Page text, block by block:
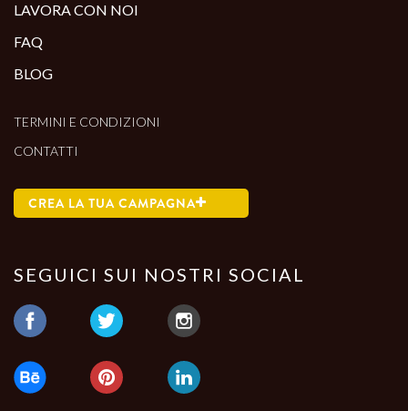
LAVORA CON NOI
FAQ
BLOG
TERMINI E CONDIZIONI
CONTATTI
CREA LA TUA CAMPAGNA
SEGUICI SUI NOSTRI SOCIAL